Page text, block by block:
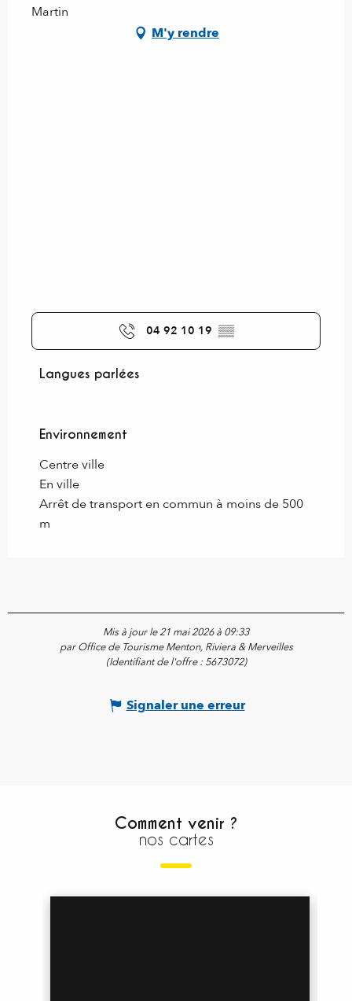
Martin
M'y rendre
04 92 10 19 ▒▒
Langues parlées
Langues parlées
Environnement
Environnement
Centre ville
En ville
Arrêt de transport en commun à moins de 500
m
Mis à jour le 21 mai 2026 à 09:33
par Office de Tourisme Menton, Riviera & Merveilles
(Identifiant de l'offre : 5673072)
Signaler une erreur
Comment venir ?
nos cartes